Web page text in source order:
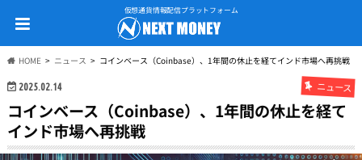
仮想通貨情報配信プラットフォーム
HOME ニュース コインベース（Coinbase）、1年間の休止を経てインド市場へ再挑戦
2025.02.14 ニュース
コインベース（Coinbase）、1年間の休止を経て
インド市場へ再挑戦